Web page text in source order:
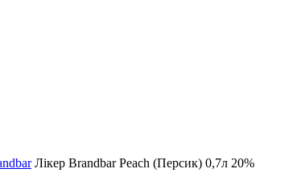
Лікер Brandbar Peach (Персик) 0,7л 20%